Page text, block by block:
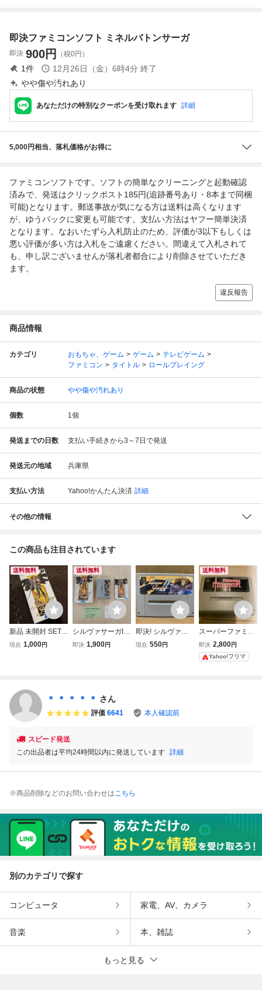
即決ファミコンソフト ミネルバトンサーガ
即決 900円 （税0円）
1件 12月26日（金）6時4分 終了
やや傷や汚れあり
あなただけの特別なクーポンを受け取れます 詳細
5,000円相当、落札価格がお得に
ファミコンソフトです。ソフトの簡単なクリーニングと起動確認
済みで、発送はクリックポスト185円(追跡番号あり・8本まで同梱
可能)となります。郵送事故が気になる方は送料は高くなります
が、ゆうパックに変更も可能です。支払い方法はヤフー簡単決済
となります。なおいたずら入札防止のため、評価が3以下もしくは
悪い評価が多い方は入札をご遠慮ください。間違えて入札されて
も、申し訳ございませんが落札者都合により削除させていただき
ます。
違反報告
商品情報
カテゴリ おもちゃ、ゲーム ゲーム
テレビゲーム
ファミコン
タイトル ロールプレイング
商品の状態 やや傷や汚れあり
個数 1個
発送までの日数 支払い手続きから3～7日で発送
発送元の地域 兵庫県
支払い方法 Yahoo!かんたん決済 詳細
その他の情報
この商品も注目されています
送料無料
新品 未開封 SETA
セタ Silva Saga 2
現在 1,000円
送料無料
シルヴァサーガII
スーパーファミコ
即決 1,900円
即決! シルヴァサ
ーガ2 スーパーフ
現在 550円
送料無料
スーパーファミコ
ン プリンセス・ミ
ネルバ ソフトのみ
即決 2,800円
Yahoo!フリマ
＊ ＊ ＊ ＊ ＊ さん
評価 6641 本人確認前
スピード発送
この出品者は平均24時間以内に発送しています 詳細
※商品削除などのお問い合わせはこちら
別のカテゴリで探す
コンピュータ 家電、AV、カメラ
音楽 本、雑誌
もっと見る